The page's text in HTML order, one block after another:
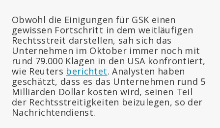
Obwohl die Einigungen für GSK einen
gewissen Fortschritt in dem weitläufigen
Rechtsstreit darstellen, sah sich das
Unternehmen im Oktober immer noch mit
rund 79.000 Klagen in den USA konfrontiert,
wie Reuters berichtet. Analysten haben
geschätzt, dass es das Unternehmen rund 5
Milliarden Dollar kosten wird, seinen Teil
der Rechtsstreitigkeiten beizulegen, so der
Nachrichtendienst.